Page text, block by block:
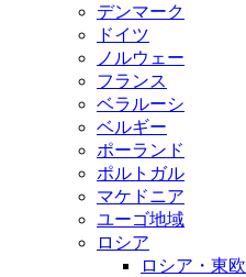
デンマーク
ドイツ
ノルウェー
フランス
ベラルーシ
ベルギー
ポーランド
ポルトガル
マケドニア
ユーゴ地域
ロシア
ロシア・東欧